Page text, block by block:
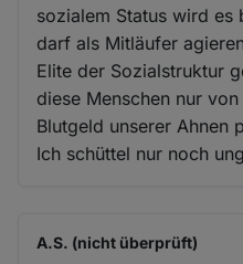
sozialem Status wird
darf als Mitläufer
Elite der Sozialstruktur
diese Menschen nur
Blutgeld unserer Ahnen
Ich schüttel nur noch
A.S. (nicht überprüft)